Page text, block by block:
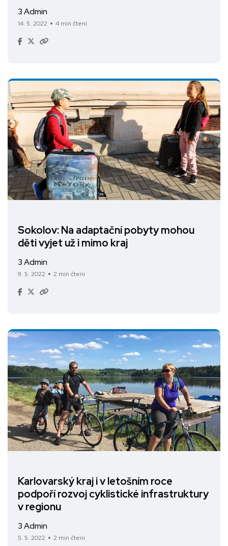
3 Admin
14. 5. 2022 4 min čtení
Sokolov: Na adaptační pobyty mohou
děti vyjet už i mimo kraj
3 Admin
9. 5. 2022 2 min čtení
Karlovarský kraj i v letošním roce
podpoří rozvoj cyklistické infrastruktury
v regionu
3 Admin
5. 5. 2022 2 min čtení